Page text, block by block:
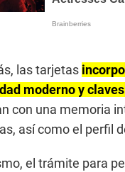
las tarjetas
moderno y
con una memoria
así como el perfil
el trámite para